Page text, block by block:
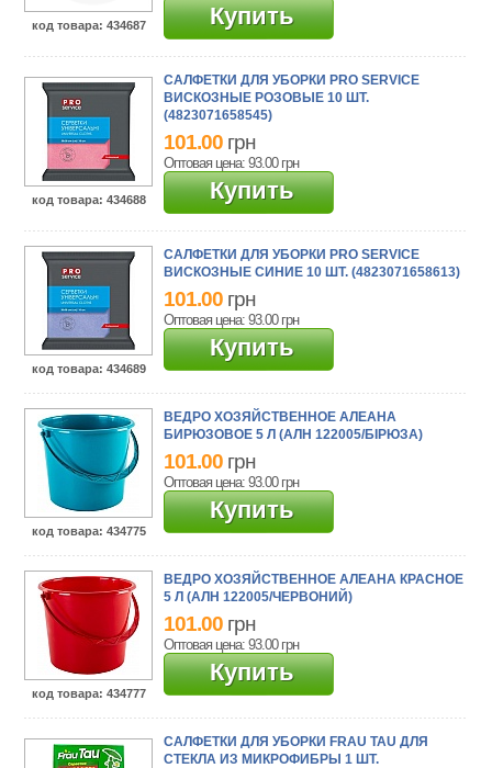
код товара: 434687 Купить
код товара: 434688
САЛФЕТКИ ДЛЯ УБОРКИ PRO SERVICE
ВИСКОЗНЫЕ РОЗОВЫЕ 10 ШТ.
(4823071658545)
101.00 грн
Оптовая цена: 93.00 грн
Купить
код товара: 434689
САЛФЕТКИ ДЛЯ УБОРКИ PRO SERVICE
ВИСКОЗНЫЕ СИНИЕ 10 ШТ. (4823071658613)
101.00 грн
Оптовая цена: 93.00 грн
Купить
код товара: 434775
ВЕДРО ХОЗЯЙСТВЕННОЕ АЛЕАНА
БИРЮЗОВОЕ 5 Л (АЛН 122005/БІРЮЗА)
101.00 грн
Оптовая цена: 93.00 грн
Купить
код товара: 434777
ВЕДРО ХОЗЯЙСТВЕННОЕ АЛЕАНА КРАСНОЕ
5 Л (АЛН 122005/ЧЕРВОНИЙ)
101.00 грн
Оптовая цена: 93.00 грн
Купить
САЛФЕТКИ ДЛЯ УБОРКИ FRAU TAU ДЛЯ
СТЕКЛА ИЗ МИКРОФИБРЫ 1 ШТ.